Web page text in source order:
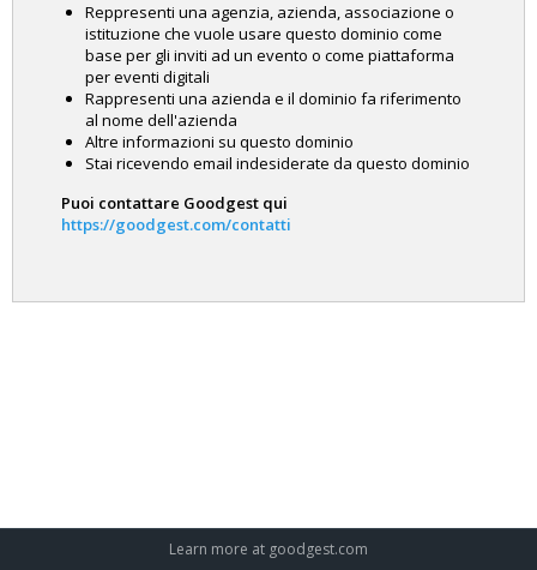
Reppresenti una agenzia, azienda, associazione o
istituzione che vuole usare questo dominio come
base per gli inviti ad un evento o come piattaforma
per eventi digitali
Rappresenti una azienda e il dominio fa riferimento
al nome dell'azienda
Altre informazioni su questo dominio
Stai ricevendo email indesiderate da questo dominio
Puoi contattare Goodgest qui
https://goodgest.com/contatti
Learn more at goodgest.com